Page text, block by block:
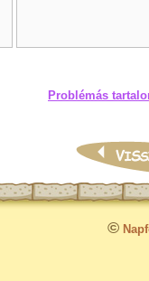
Problémás
©